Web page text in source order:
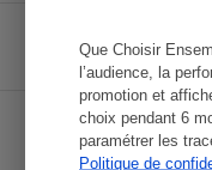
Que Choisir
l’audience, la
promotion et
choix pendant 6
paramétrer les
Politique de